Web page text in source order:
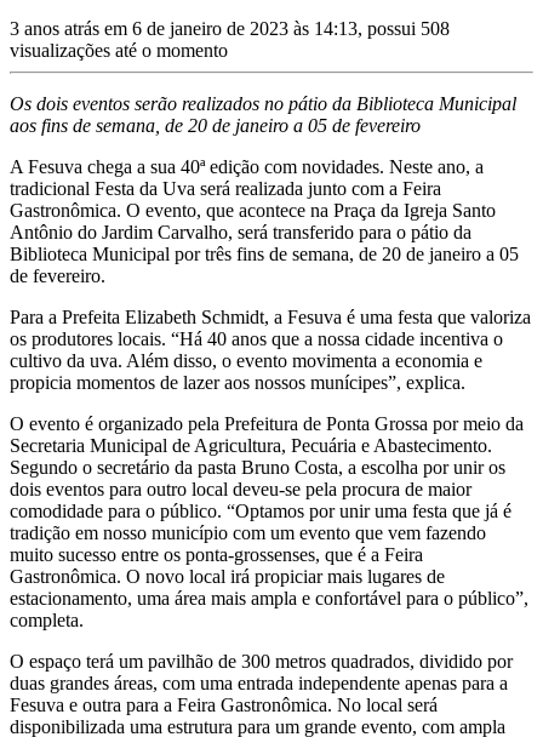
3 anos atrás em 6 de janeiro de 2023 às 14:13, possui 508
visualizações até o momento
Os dois eventos serão realizados no pátio da Biblioteca Municipal
aos fins de semana, de 20 de janeiro a 05 de fevereiro
A Fesuva chega a sua 40ª edição com novidades. Neste ano, a
tradicional Festa da Uva será realizada junto com a Feira
Gastronômica. O evento, que acontece na Praça da Igreja Santo
Antônio do Jardim Carvalho, será transferido para o pátio da
Biblioteca Municipal por três fins de semana, de 20 de janeiro a 05
de fevereiro.
Para a Prefeita Elizabeth Schmidt, a Fesuva é uma festa que valoriza
os produtores locais. “Há 40 anos que a nossa cidade incentiva o
cultivo da uva. Além disso, o evento movimenta a economia e
propicia momentos de lazer aos nossos munícipes”, explica.
O evento é organizado pela Prefeitura de Ponta Grossa por meio da
Secretaria Municipal de Agricultura, Pecuária e Abastecimento.
Segundo o secretário da pasta Bruno Costa, a escolha por unir os
dois eventos para outro local deveu-se pela procura de maior
comodidade para o público. “Optamos por unir uma festa que já é
tradição em nosso município com um evento que vem fazendo
muito sucesso entre os ponta-grossenses, que é a Feira
Gastronômica. O novo local irá propiciar mais lugares de
estacionamento, uma área mais ampla e confortável para o público”,
completa.
O espaço terá um pavilhão de 300 metros quadrados, dividido por
duas grandes áreas, com uma entrada independente apenas para a
Fesuva e outra para a Feira Gastronômica. No local será
disponibilizada uma estrutura para um grande evento, com ampla